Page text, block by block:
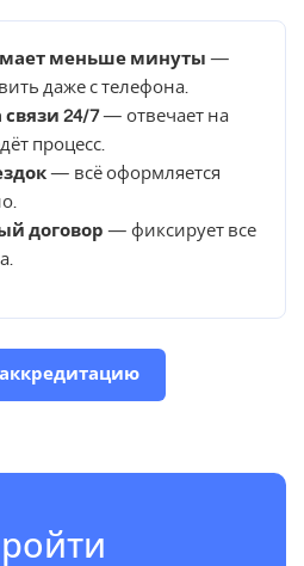
меньше минуты —
даже с телефона.
24/7— отвечает на
процесс.
— всё оформляется
договор — фиксирует все
аккредитацию